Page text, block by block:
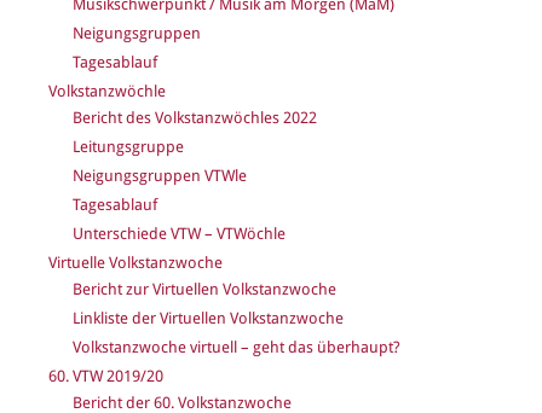
Musikschwerpunkt / Musik am Morgen (MaM)
Neigungsgruppen
Tagesablauf
Volkstanzwöchle
Bericht des Volkstanzwöchles 2022
Leitungsgruppe
Neigungsgruppen VTWle
Tagesablauf
Unterschiede VTW – VTWöchle
Virtuelle Volkstanzwoche
Bericht zur Virtuellen Volkstanzwoche
Linkliste der Virtuellen Volkstanzwoche
Volkstanzwoche virtuell – geht das überhaupt?
60. VTW 2019/20
Bericht der 60. Volkstanzwoche